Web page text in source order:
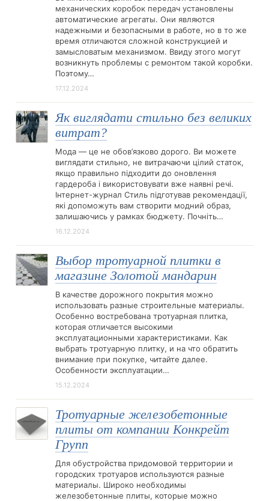
механических коробок передач установлены
автоматические агрегаты. Они являются
надежными и безопасными в работе, но в то же
время отличаются сложной конструкцией и
замысловатым механизмом. Ввиду этого могут
возникнуть проблемы с ремонтом такой коробки.
Поэтому…
17.12.2024
Як виглядати стильно без великих
витрат?
Мода — це не обов’язково дорого. Ви можете
виглядати стильно, не витрачаючи цілий статок,
якщо правильно підходити до оновлення
гардероба і використовувати вже наявні речі.
Інтернет-журнал Стиль підготував рекомендації,
які допоможуть вам створити модний образ,
залишаючись у рамках бюджету. Почніть…
16.12.2024
Выбор тротуарной плитки в
магазине Золотой мандарин
В качестве дорожного покрытия можно
использовать разные строительные материалы.
Особенно востребована тротуарная плитка,
которая отличается высокими
эксплуатационными характеристиками. Как
выбрать тротуарную плитку, и на что обратить
внимание при покупке, читайте далее.
Особенности эксплуатации…
15.12.2024
Тротуарные железобетонные
плиты от компании Конкрейт
Групп
Для обустройства придомовой территории и
городских тротуаров используются разные
материалы. Широко необходимы
железобетонные плиты, которые можно